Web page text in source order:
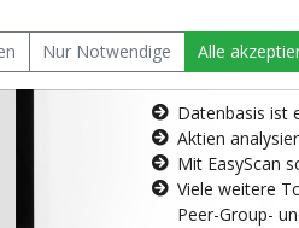
Die
Datenbasis ist
Aktien
Mit EasyScan
Viele weitere
Peer-Group-
Nur Notwendige Alle